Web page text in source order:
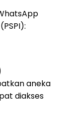
(PSPI):
aneka
diakses